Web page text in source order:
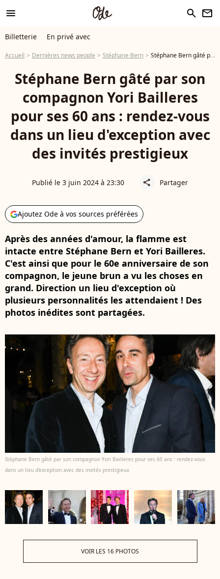
menu search newsletter
Billetterie En privé avec
Accueil Dernières news people Stéphane Bern Stéphane Bern gâté par son compagnon Yori Bailleres pour ses 60 ans : rendez-vous dans un lieu d'exception avec des invités prestigieux
Stéphane Bern gâté par son
compagnon Yori Bailleres
pour ses 60 ans : rendez-vous
dans un lieu d'exception avec
des invités prestigieux
Publié le 3 juin 2024 à 23:30 share Partager
Ajoutez Ode à vos sources préférées
Après des années d'amour, la flamme est
intacte entre Stéphane Bern et Yori Bailleres.
C'est ainsi que pour le 60e anniversaire de son
compagnon, le jeune brun a vu les choses en
grand. Direction un lieu d'exception où
plusieurs personnalités les attendaient ! Des
photos inédites sont partagées.
Stéphane Bern gâté par son compagnon Yori Bailleres pour ses 60 ans : rendez-vous
dans un lieu d'exception avec des invités prestigieux
VOIR LES 16 PHOTOS